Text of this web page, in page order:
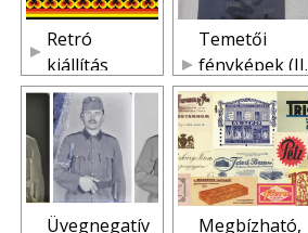
Retró
kiállítás
Temetői
fényképek (II.
világháború)
Üvegnegatív
Megbízható,